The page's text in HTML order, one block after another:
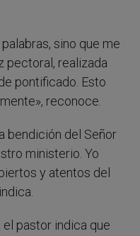
sino que me
pectoral, realizada
pontificado. Esto
reconoce.
bendición del Señor
ministerio. Yo
y atentos del
el pastor indica que